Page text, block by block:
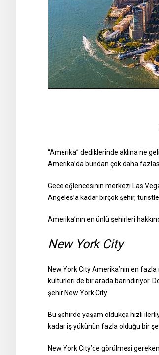
“Amerika” dediklerinde aklına ne
Amerika’da bundan çok daha
Gece eğlencesinin merkezi Las
Angeles’a kadar birçok şehir,
Amerika’nın en ünlü şehirleri
New York City
New York City Amerika’nın en
kültürleri de bir arada barındırıyor.
şehir New York City.
Bu şehirde yaşam oldukça hızlı
kadar iş yükünün fazla olduğu bir
New York City’de görülmesi